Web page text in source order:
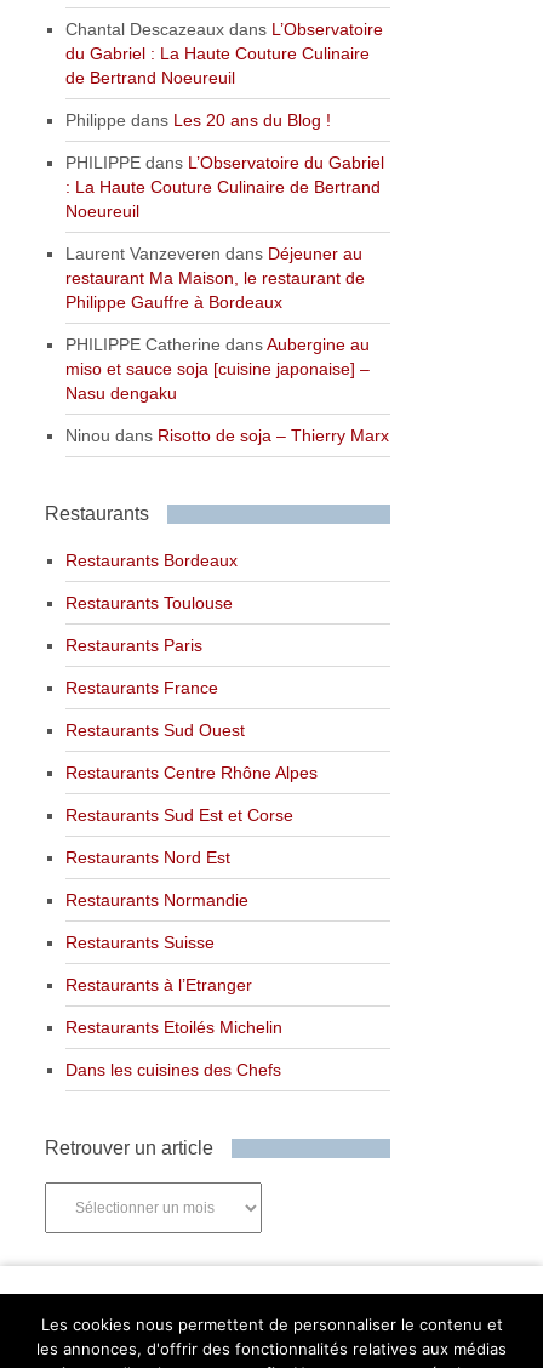
Chantal Descazeaux dans L’Observatoire
du Gabriel : La Haute Couture Culinaire
de Bertrand Noeureuil
Philippe dans Les 20 ans du Blog !
PHILIPPE dans L’Observatoire du Gabriel
: La Haute Couture Culinaire de Bertrand
Noeureuil
Laurent Vanzeveren dans Déjeuner au
restaurant Ma Maison, le restaurant de
Philippe Gauffre à Bordeaux
PHILIPPE Catherine dansAubergine au
miso et sauce soja [cuisine japonaise] –
Nasu dengaku
Ninou dans Risotto de soja – Thierry Marx
Restaurants
Restaurants Bordeaux
Restaurants Toulouse
Restaurants Paris
Restaurants France
Restaurants Sud Ouest
Restaurants Centre Rhône Alpes
Restaurants Sud Est et Corse
Restaurants Nord Est
Restaurants Normandie
Restaurants Suisse
Restaurants à l’Etranger
Restaurants Etoilés Michelin
Dans les cuisines des Chefs
Retrouver un article
Les cookies nous permettent de personnaliser le contenu et
les annonces, d'offrir des fonctionnalités relatives aux médias